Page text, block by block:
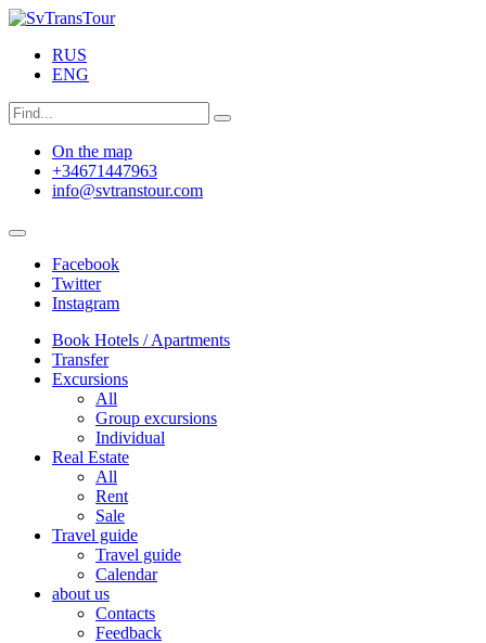
RUS
ENG
On the map
+34671447963
info@svtranstour.com
Facebook
Twitter
Instagram
Book Hotels / Apartments
Transfer
Excursions
All
Group excursions
Individual
Real Estate
All
Rent
Sale
Travel guide
Travel guide
Calendar
about us
Contacts
Feedback